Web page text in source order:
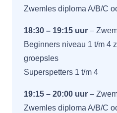
Zwemles diploma A/B/C
18:30 – 19:15 uur –
Beginners niveau 1 t/m 4
groepsles
Superspetters 1 t/m 4
19:15 – 20:00 uur –
Zwemles diploma A/B/C